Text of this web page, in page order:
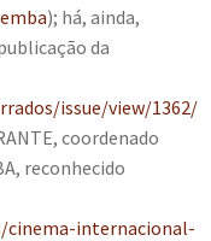
); há, ainda,
da
issue/view/1362/
coordenado
reconhecido
internacional-